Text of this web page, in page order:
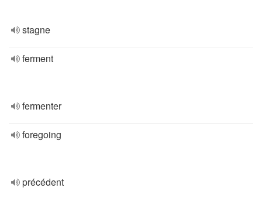
stagne
ferment
fermenter
foregoing
précédent